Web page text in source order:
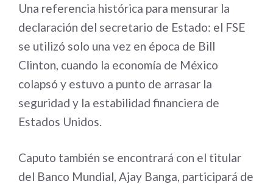
Una referencia histórica para mensurar la
declaración del secretario de Estado: el FSE
se utilizó solo una vez en época de Bill
Clinton, cuando la economía de México
colapsó y estuvo a punto de arrasar la
seguridad y la estabilidad financiera de
Estados Unidos.
Caputo también se encontrará con el titular
del Banco Mundial, Ajay Banga, participará de